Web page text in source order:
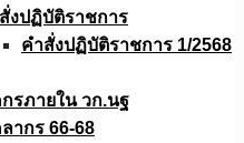
งปฏิบัติราชการ
คำสั่งปฏิบัติราชการ 1/2568
รภายใน วก.นฐ
ากร 66-68